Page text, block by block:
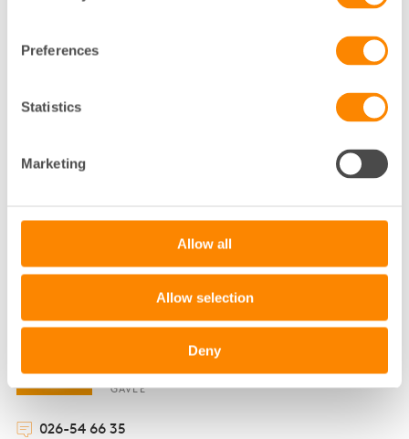
Preferences
Statistics
Marketing
Allow all
Allow selection
Deny
Klicka för att visa e-post
ANNA-KARIN ELFVERSON
ANNA-LENA MALM LARSSON
HYRESADMINISTRATÖR
GÄVLE
026-54 66 35